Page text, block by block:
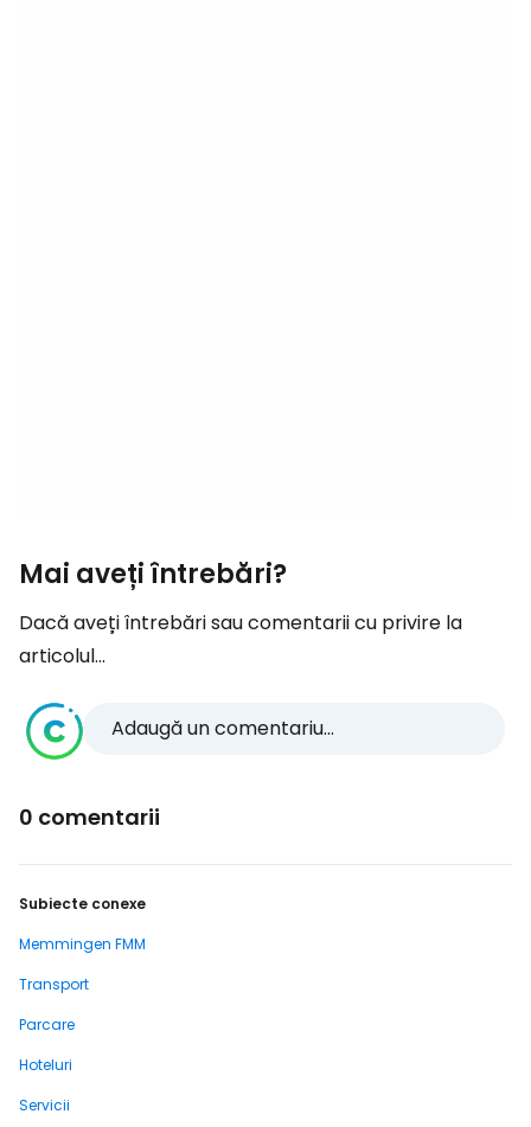
Mai aveți întrebări?
Dacă aveți întrebări sau comentarii cu privire la
articolul...
Adaugă un comentariu...
0 comentarii
Subiecte conexe
Memmingen FMM
Transport
Parcare
Hoteluri
Servicii